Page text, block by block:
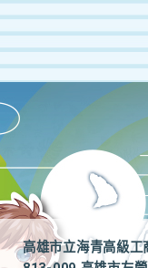
高雄市立海青高級工